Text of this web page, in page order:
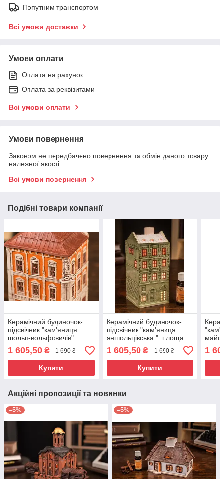
Попутним транспортом
Всі умови доставки
Умови оплати
Оплата на рахунок
Оплата за реквізитами
Всі умови оплати
Умови повернення
Законом не передбачено повернення та обмін даного товару
належної якості
Всі умови повернення
Подібні товари компанії
Керамічний будиночок-
підсвічник "кам'яниця
шольц-вольфовичів".
площа ринок 23, Львів
1 605,50 ₴ 1 690 ₴
Купити
Керамічний будиночок-
підсвічник "кам'яниця
яншольцівська ". площа
ринок 26 львів
1 605,50₴ 1 690 ₴
Купити
1
Акційні пропозиції та новинки
–5% –5%